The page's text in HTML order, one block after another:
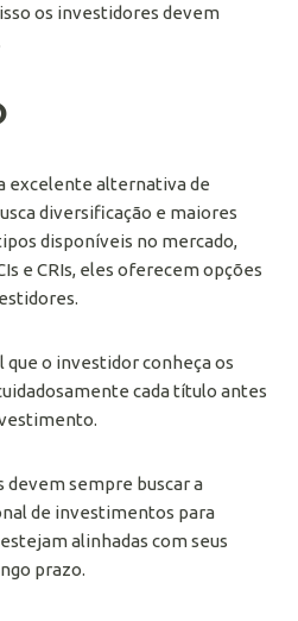
os investidores devem
excelente alternativa de
diversificação e maiores
disponíveis no mercado,
e CRIs, eles oferecem opções
o investidor conheça os
cada título antes
devem sempre buscar a
de investimentos para
alinhadas com seus
prazo.